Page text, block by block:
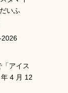
いふ
2026
「アイス
4 月 12